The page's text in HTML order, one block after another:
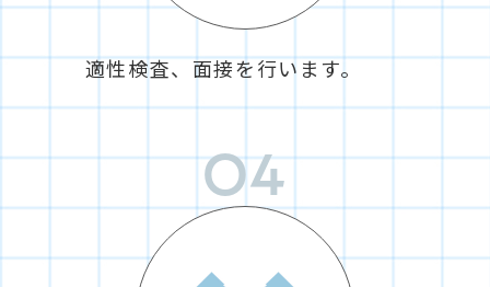
適性検査、面接を行います。
04